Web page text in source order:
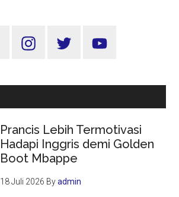
untuk
Prancis Lebih Termotivasi
Hadapi Inggris demi Golden
Boot Mbappe
18 Juli 2026 Byadmin